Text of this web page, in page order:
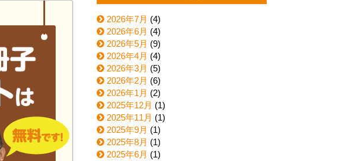
2026年7月 (4)
2026年6月 (4)
2026年5月 (9)
2026年4月 (4)
2026年3月 (5)
2026年2月 (6)
2026年1月 (2)
2025年12月 (1)
2025年11月 (1)
2025年9月 (1)
2025年8月 (1)
2025年6月 (1)